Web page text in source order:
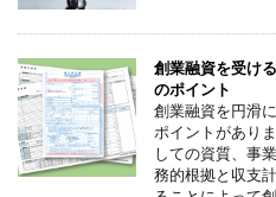
創業融資を受け
のポイント
創業融資を円滑
ポイントがあり
しての資質、事
務的根拠と収支